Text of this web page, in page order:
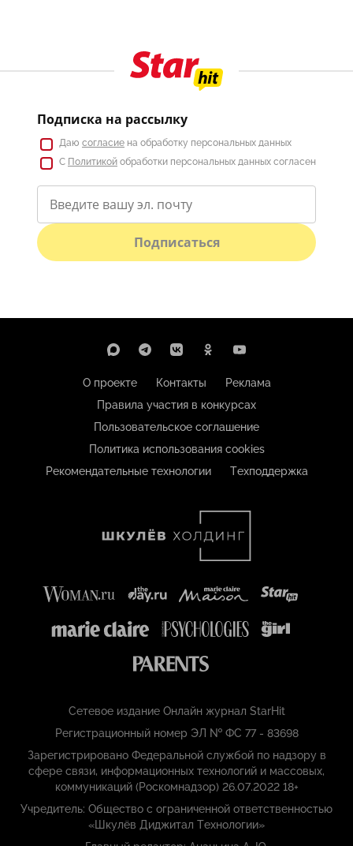
Подписка на рассылку
Даю согласие на обработку персональных данных
С Политикой обработки персональных данных согласен
Подписаться
О проекте Контакты
Реклама
Правила участия в конкурсах
Пользовательское соглашение
Политика использования cookies
Рекомендательные технологии
Техподдержка
Сетевое издание Онлайн журнал StarHit
Регистрационный номер ЭЛ № ФС 77 - 83698
Зарегистрировано Федеральной службой по надзору в
сфере связи, информационных технологий и массовых,
коммуникаций (Роскомнадзор) 26.07.2022 18+
Учредитель: Общество с ограниченной ответственностью
«Шкулёв Диджитал Технологии»